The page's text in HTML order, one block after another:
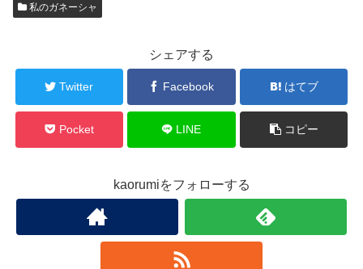
私のガネーシャ
シェアする
Twitter Facebook はてブ
Pocket LINE コピー
kaorumiをフォローする